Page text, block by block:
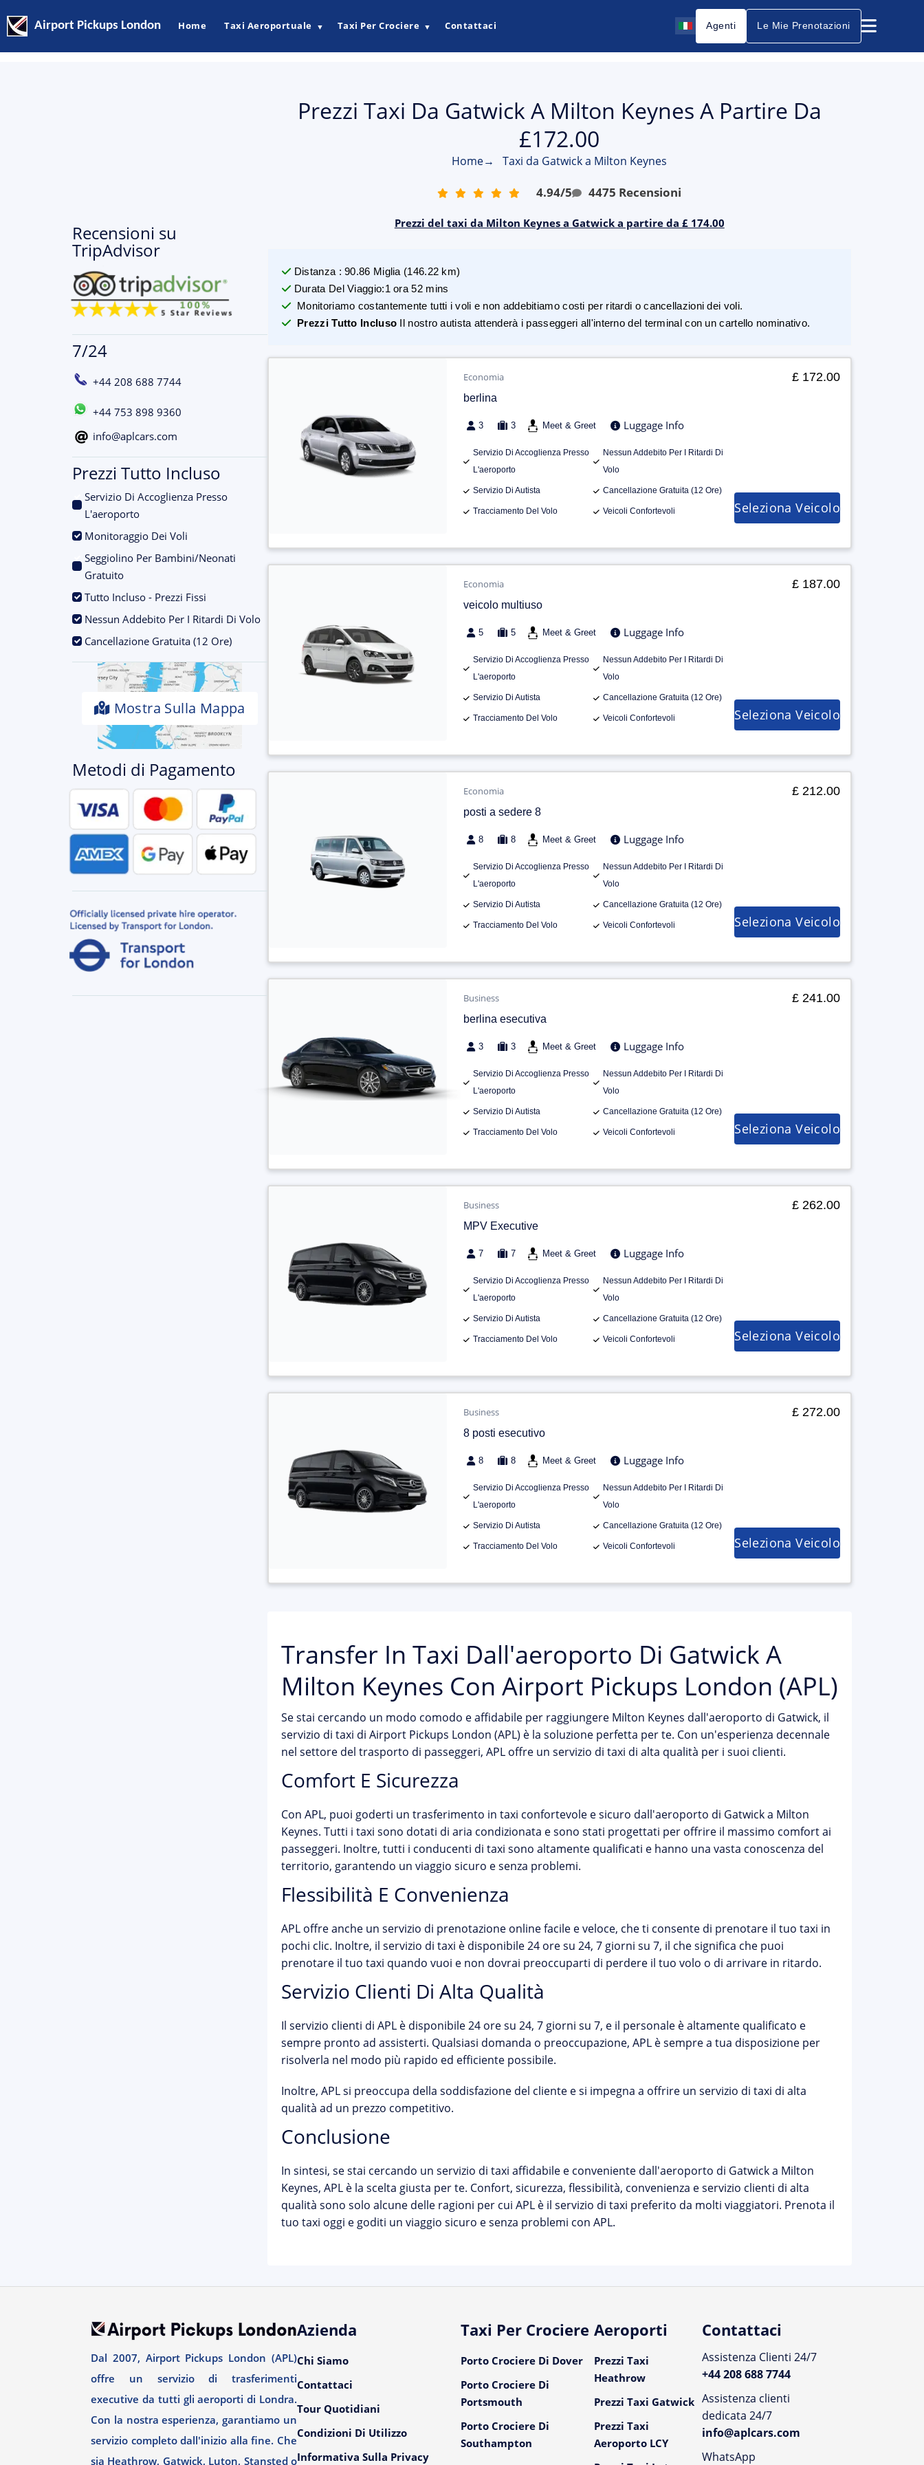
Airport Pickups London Home Taxi Aeroportuale ▼ Taxi Per Crociere ▼ Contattaci Agenti Le Mie Prenotazioni
Recensioni su
TripAdvisor
7/24
+44 208 688 7744
+44 753 898 9360
info@aplcars.com
Prezzi Tutto Incluso
Servizio Di Accoglienza Presso
L'aeroporto
Monitoraggio Dei Voli
Seggiolino Per Bambini/Neonati
Gratuito
Tutto Incluso - Prezzi Fissi
Nessun Addebito Per I Ritardi Di Volo
Cancellazione Gratuita (12 Ore)
Mostra Sulla Mappa
Metodi di Pagamento
Prezzi Taxi Da Gatwick A Milton Keynes A Partire Da
£172.00
Home→ Taxi da Gatwick a Milton Keynes
4.94/5 4475 Recensioni
Prezzi del taxi da Milton Keynes a Gatwick a partire da £ 174.00
Distanza :90.86 Miglia (146.22 km)
Durata Del Viaggio:1 ora 52 mins
Monitoriamo costantemente tutti i voli e non addebitiamo costi per ritardi o cancellazioni dei voli.
Prezzi Tutto Incluso Il nostro autista attenderà i passeggeri all'interno del terminal con un cartello nominativo.
Economia
berlina
3 3 Meet & Greet Luggage Info
Servizio Di Accoglienza Presso
L'aeroporto
Nessun Addebito Per I Ritardi Di
Volo
Servizio Di Autista Cancellazione Gratuita (12 Ore)
Tracciamento Del Volo Veicoli Confortevoli
£ 172.00
Seleziona Veicolo
Economia
veicolo multiuso
5 5 Meet & Greet Luggage Info
Servizio Di Accoglienza Presso
L'aeroporto
Nessun Addebito Per I Ritardi Di
Volo
Servizio Di Autista Cancellazione Gratuita (12 Ore)
Tracciamento Del Volo Veicoli Confortevoli
£ 187.00
Seleziona Veicolo
Economia
posti a sedere 8
8 8 Meet & Greet Luggage Info
Servizio Di Accoglienza Presso
L'aeroporto
Nessun Addebito Per I Ritardi Di
Volo
Servizio Di Autista Cancellazione Gratuita (12 Ore)
Tracciamento Del Volo Veicoli Confortevoli
£ 212.00
Seleziona Veicolo
Business
berlina esecutiva
3 3 Meet & Greet Luggage Info
Servizio Di Accoglienza Presso
L'aeroporto
Nessun Addebito Per I Ritardi Di
Volo
Servizio Di Autista Cancellazione Gratuita (12 Ore)
Tracciamento Del Volo Veicoli Confortevoli
£ 241.00
Seleziona Veicolo
Business
MPV Executive
7 7 Meet & Greet Luggage Info
Servizio Di Accoglienza Presso
L'aeroporto
Nessun Addebito Per I Ritardi Di
Volo
Servizio Di Autista Cancellazione Gratuita (12 Ore)
Tracciamento Del Volo Veicoli Confortevoli
£ 262.00
Seleziona Veicolo
Business
8 posti esecutivo
8 8 Meet & Greet Luggage Info
Servizio Di Accoglienza Presso
L'aeroporto
Nessun Addebito Per I Ritardi Di
Volo
Servizio Di Autista Cancellazione Gratuita (12 Ore)
Tracciamento Del Volo Veicoli Confortevoli
£ 272.00
Seleziona Veicolo
Transfer In Taxi Dall'aeroporto Di Gatwick A
Milton Keynes Con Airport Pickups London (APL)
Se stai cercando un modo comodo e affidabile per raggiungere Milton Keynes dall'aeroporto di Gatwick, il
servizio di taxi di Airport Pickups London (APL) è la soluzione perfetta per te. Con un'esperienza decennale
nel settore del trasporto di passeggeri, APL offre un servizio di taxi di alta qualità per i suoi clienti.
Comfort E Sicurezza
Con APL, puoi goderti un trasferimento in taxi confortevole e sicuro dall'aeroporto di Gatwick a Milton
Keynes. Tutti i taxi sono dotati di aria condizionata e sono stati progettati per offrire il massimo comfort ai
passeggeri. Inoltre, tutti i conducenti di taxi sono altamente qualificati e hanno una vasta conoscenza del
territorio, garantendo un viaggio sicuro e senza problemi.
Flessibilità E Convenienza
APL offre anche un servizio di prenotazione online facile e veloce, che ti consente di prenotare il tuo taxi in
pochi clic. Inoltre, il servizio di taxi è disponibile 24 ore su 24, 7 giorni su 7, il che significa che puoi
prenotare il tuo taxi quando vuoi e non dovrai preoccuparti di perdere il tuo volo o di arrivare in ritardo.
Servizio Clienti Di Alta Qualità
Il servizio clienti di APL è disponibile 24 ore su 24, 7 giorni su 7, e il personale è altamente qualificato e
sempre pronto ad assisterti. Qualsiasi domanda o preoccupazione, APL è sempre a tua disposizione per
risolverla nel modo più rapido ed efficiente possibile.
Inoltre, APL si preoccupa della soddisfazione del cliente e si impegna a offrire un servizio di taxi di alta
qualità ad un prezzo competitivo.
Conclusione
In sintesi, se stai cercando un servizio di taxi affidabile e conveniente dall'aeroporto di Gatwick a Milton
Keynes, APL è la scelta giusta per te. Confort, sicurezza, flessibilità, convenienza e servizio clienti di alta
qualità sono solo alcune delle ragioni per cui APL è il servizio di taxi preferito da molti viaggiatori. Prenota il
tuo taxi oggi e goditi un viaggio sicuro e senza problemi con APL.
Dal 2007, Airport Pickups London (APL)
offre un servizio di trasferimenti
executive da tutti gli aeroporti di Londra.
Con la nostra esperienza, garantiamo un
servizio completo dall'inizio alla fine. Che
sia Heathrow, Gatwick, Luton, Stansted o
Azienda
Chi Siamo
Contattaci
Tour Quotidiani
Condizioni Di Utilizzo
Informativa Sulla Privacy
Taxi Per Crociere
Porto Crociere Di Dover
Porto Crociere Di
Portsmouth
Porto Crociere Di
Southampton
Aeroporti
Prezzi Taxi
Heathrow
Prezzi Taxi Gatwick
Prezzi Taxi
Aeroporto LCY
Contattaci
Assistenza Clienti 24/7
+44 208 688 7744
Assistenza clienti
dedicata 24/7
info@aplcars.com
WhatsApp